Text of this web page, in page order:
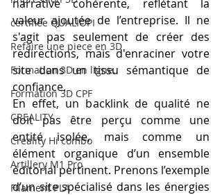
certifiée QUALIOPI
Refaire une piece en 3D
Formation 3D en ligne.
Formation 3D CPF
CREALITY,
Creality Hi combo
Artillery M1 Pro
Filament PLA
narrative cohérente, reflétant la
valeur ajoutée de l’entreprise. Il ne
s'agit pas seulement de créer des
redirections, mais d'enraciner votre
site dans un tissu sémantique de
confiance.
En effet, un backlink de qualité ne
doit pas être perçu comme une
entité isolée, mais comme un
élément organique d’un ensemble
éditorial pertinent. Prenons l’exemple
d’un site spécialisé dans les énergies